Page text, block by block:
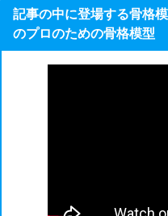
記事の中に登場する骨格
のプロのための骨格模型